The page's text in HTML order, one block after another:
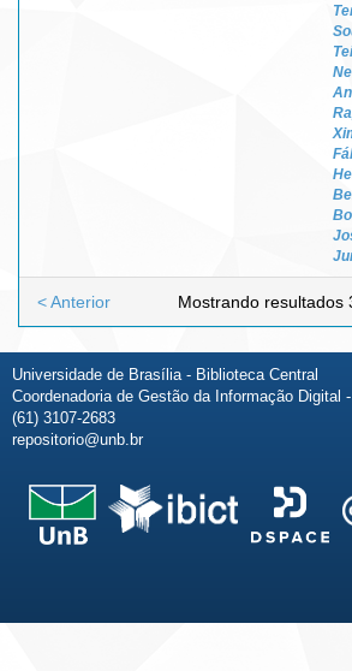
Mostrando resultados
< Anterior
Universidade de Brasília - Biblioteca Central
Coordenadoria de Gestão da Informação Digital
(61) 3107-2683
repositorio@unb.br